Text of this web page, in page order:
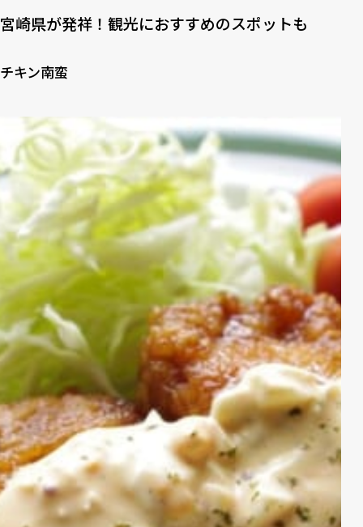
宮崎県が発祥！観光におすすめのスポットも
チキン南蛮